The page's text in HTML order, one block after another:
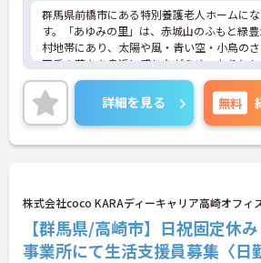
群馬県前橋市にある特別養護老人ホームに
す。「あゆみの里」は、赤城山のふもと緑
村地帯にあり、太陽や風・青い空・小鳥の
四季の花々を身近に感じながらゆったりと
な時間を過ごしていただける施設です。
残業時間も少なくワークライフバランスを
働き方ができます。
細をお話致しますのでお気軽にご相談くだ
詳細を見る 無料
株式会社coco KARAディーキャリア高崎オフィ
【群馬県/高崎市】日祝固定休
事業所にて生活支援員募集〈日